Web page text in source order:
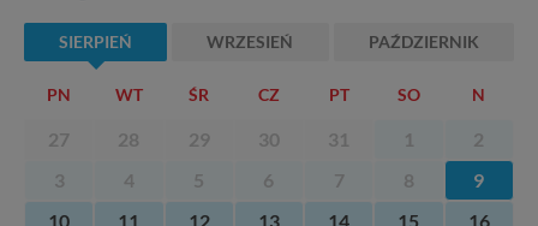
SIERPIEŃ WRZESIEŃ PAŹDZIERNIK
PN WT ŚR CZ PT SO N
27 28 29 30 31 1
2
3
4 5 6 7 8
9
10
11 12 13 14 15
16